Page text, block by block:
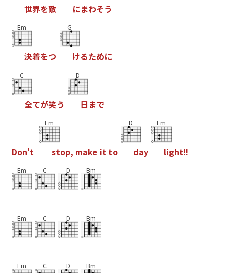
世界を敵 にまわそう
Em
決着をつ
G
けるために
C
全てが笑う
D
日 まで
Don't
Em
stop, make it to
D
day
Em
light!!
Em C D Bm
Em C D Bm
Em C D Bm